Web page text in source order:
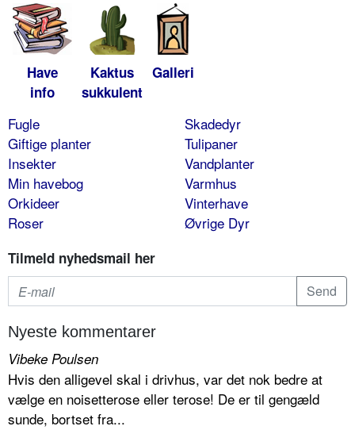
Have
info
Kaktus
sukkulent
Galleri
Fugle
Giftige planter
Insekter
Min havebog
Orkideer
Roser
Skadedyr
Tulipaner
Vandplanter
Varmhus
Vinterhave
Øvrige Dyr
Tilmeld nyhedsmail her
Nyeste kommentarer
Vibeke Poulsen
Hvis den alligevel skal i drivhus, var det nok bedre at
vælge en noisetterose eller terose! De er til gengæld
sunde, bortset fra...